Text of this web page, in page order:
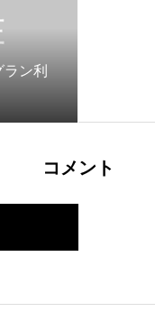
ン利
コメント